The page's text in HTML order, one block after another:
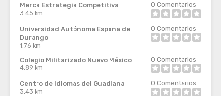
Merca Estrategia Competitiva
3.45 km
0 Comentarios
Universidad Autónoma Espana de
Durango
1.76 km
0 Comentarios
Colegio Militarizado Nuevo México
4.89 km
0 Comentarios
Centro de Idiomas del Guadiana
3.43 km
0 Comentarios